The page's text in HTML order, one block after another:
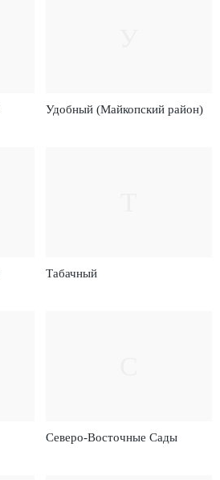
Удобный (Майкопский район)
Табачный
Северо-Восточные Сады